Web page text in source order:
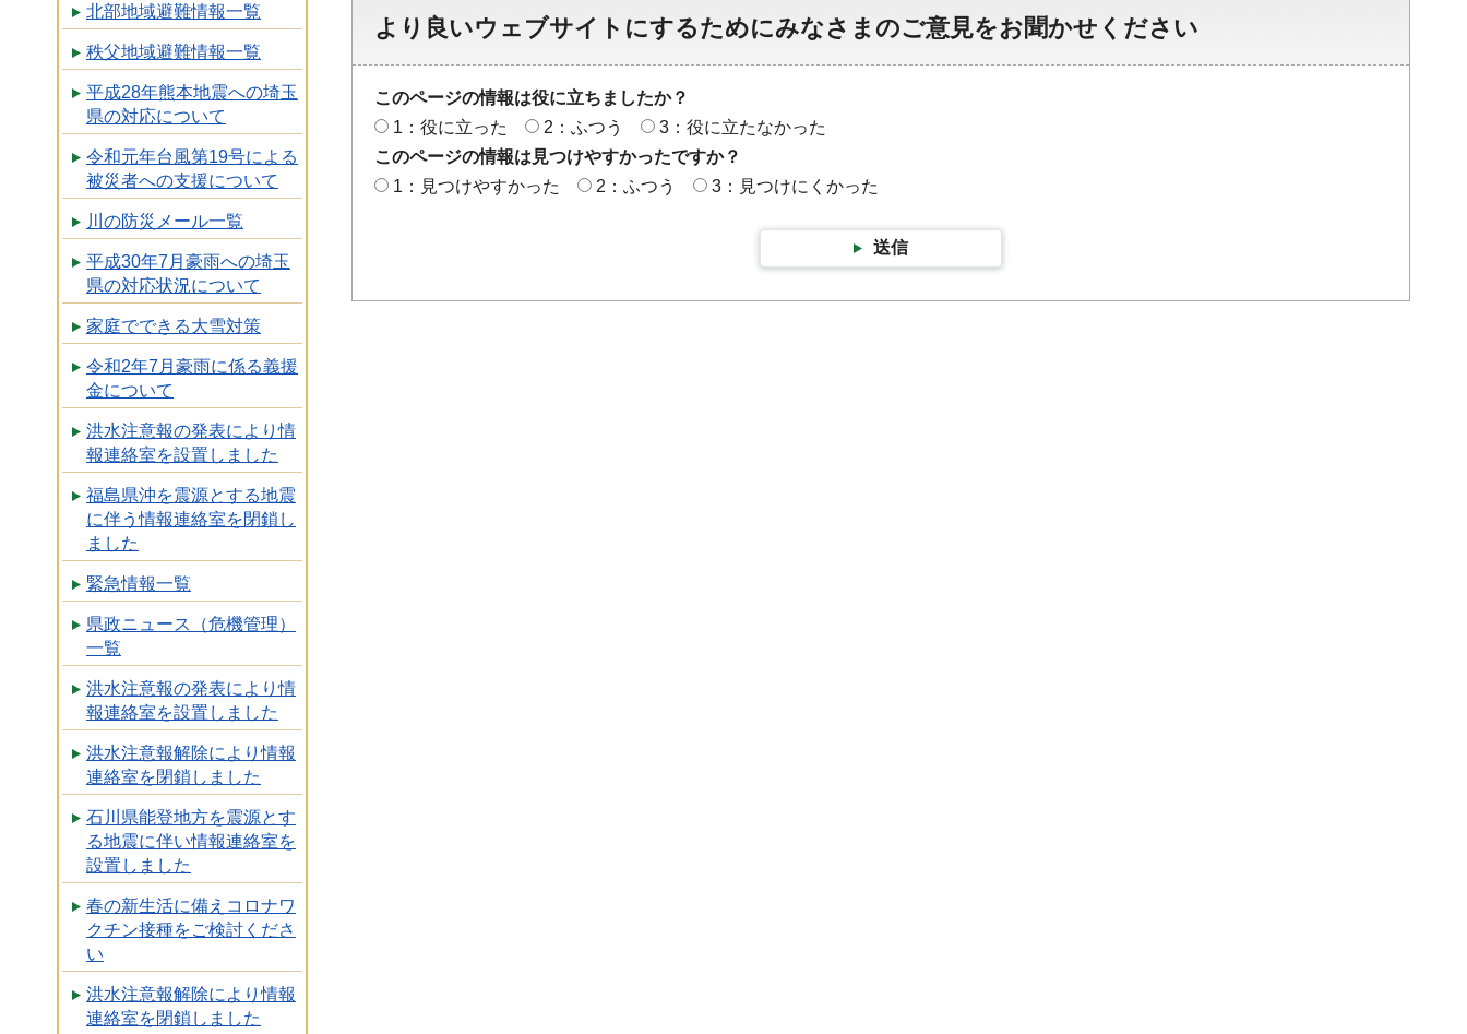
北部地域避難情報一覧
秩父地域避難情報一覧
平成28年熊本地震への埼玉
県の対応について
令和元年台風第19号による
被災者への支援について
川の防災メール一覧
平成30年7月豪雨への埼玉
県の対応状況について
家庭でできる大雪対策
令和2年7月豪雨に係る義援
金について
洪水注意報の発表により情
報連絡室を設置しました
福島県沖を震源とする地震
に伴う情報連絡室を閉鎖し
ました
緊急情報一覧
県政ニュース（危機管理）
一覧
洪水注意報の発表により情
報連絡室を設置しました
洪水注意報解除により情報
連絡室を閉鎖しました
石川県能登地方を震源とす
る地震に伴い情報連絡室を
設置しました
春の新生活に備えコロナワ
クチン接種をご検討くださ
い
洪水注意報解除により情報
連絡室を閉鎖しました
より良いウェブサイトにするためにみなさまのご意見をお聞かせください
このページの情報は役に立ちましたか？
1：役に立った
2：ふつう
3：役に立たなかった
このページの情報は見つけやすかったですか？
1：見つけやすかった
2：ふつう 3：見つけにくかった
送信